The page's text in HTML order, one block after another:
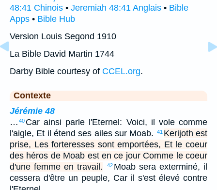
48:41 Chinois • Jeremiah 48:41 Anglais • Bible
Apps • Bible Hub
Version Louis Segond 1910
La Bible David Martin 1744
Darby Bible courtesy of CCEL.org.
Contexte
Jérémie 48
… 40 Car ainsi parle l'Eternel: Voici, il vole comme
l'aigle, Et il étend ses ailes sur Moab.
41 Kerijoth est
prise, Les forteresses sont emportées, Et le coeur
des héros de Moab est en ce jour Comme le coeur
d'une femme en travail.
42 Moab sera exterminé, il
cessera d'être un peuple, Car il s'est élevé contre